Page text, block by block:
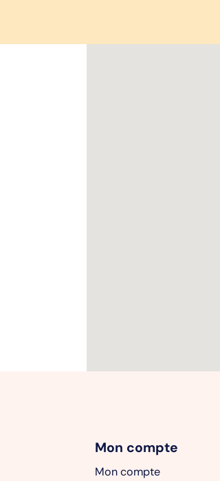
Mon compte
Mon compte